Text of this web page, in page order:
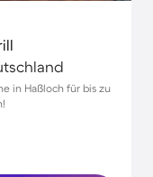
in Haßloch für bis zu